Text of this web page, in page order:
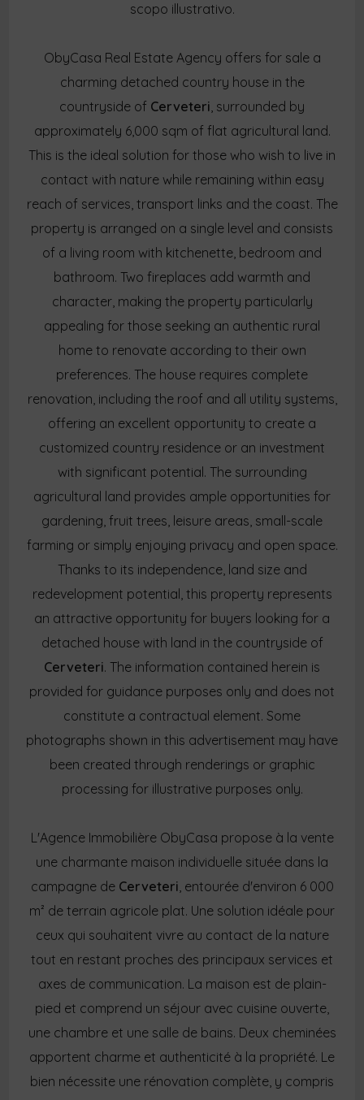
scopo illustrativo.
ObyCasa Real Estate Agency offers for sale a
charming detached country house in the
countryside of Cerveteri, surrounded by
approximately 6,000 sqm of flat agricultural land.
This is the ideal solution for those who wish to live in
contact with nature while remaining within easy
reach of services, transport links and the coast. The
property is arranged on a single level and consists
of a living room with kitchenette, bedroom and
bathroom. Two fireplaces add warmth and
character, making the property particularly
appealing for those seeking an authentic rural
home to renovate according to their own
preferences. The house requires complete
renovation, including the roof and all utility systems,
offering an excellent opportunity to create a
customized country residence or an investment
with significant potential. The surrounding
agricultural land provides ample opportunities for
gardening, fruit trees, leisure areas, small-scale
farming or simply enjoying privacy and open space.
Thanks to its independence, land size and
redevelopment potential, this property represents
an attractive opportunity for buyers looking for a
detached house with land in the countryside of
Cerveteri. The information contained herein is
provided for guidance purposes only and does not
constitute a contractual element. Some
photographs shown in this advertisement may have
been created through renderings or graphic
processing for illustrative purposes only.
L'Agence Immobilière ObyCasa propose à la vente
une charmante maison individuelle située dans la
campagne de Cerveteri, entourée d'environ 6 000
m² de terrain agricole plat. Une solution idéale pour
ceux qui souhaitent vivre au contact de la nature
tout en restant proches des principaux services et
axes de communication. La maison est de plain-
pied et comprend un séjour avec cuisine ouverte,
une chambre et une salle de bains. Deux cheminées
apportent charme et authenticité à la propriété. Le
bien nécessite une rénovation complète, y compris